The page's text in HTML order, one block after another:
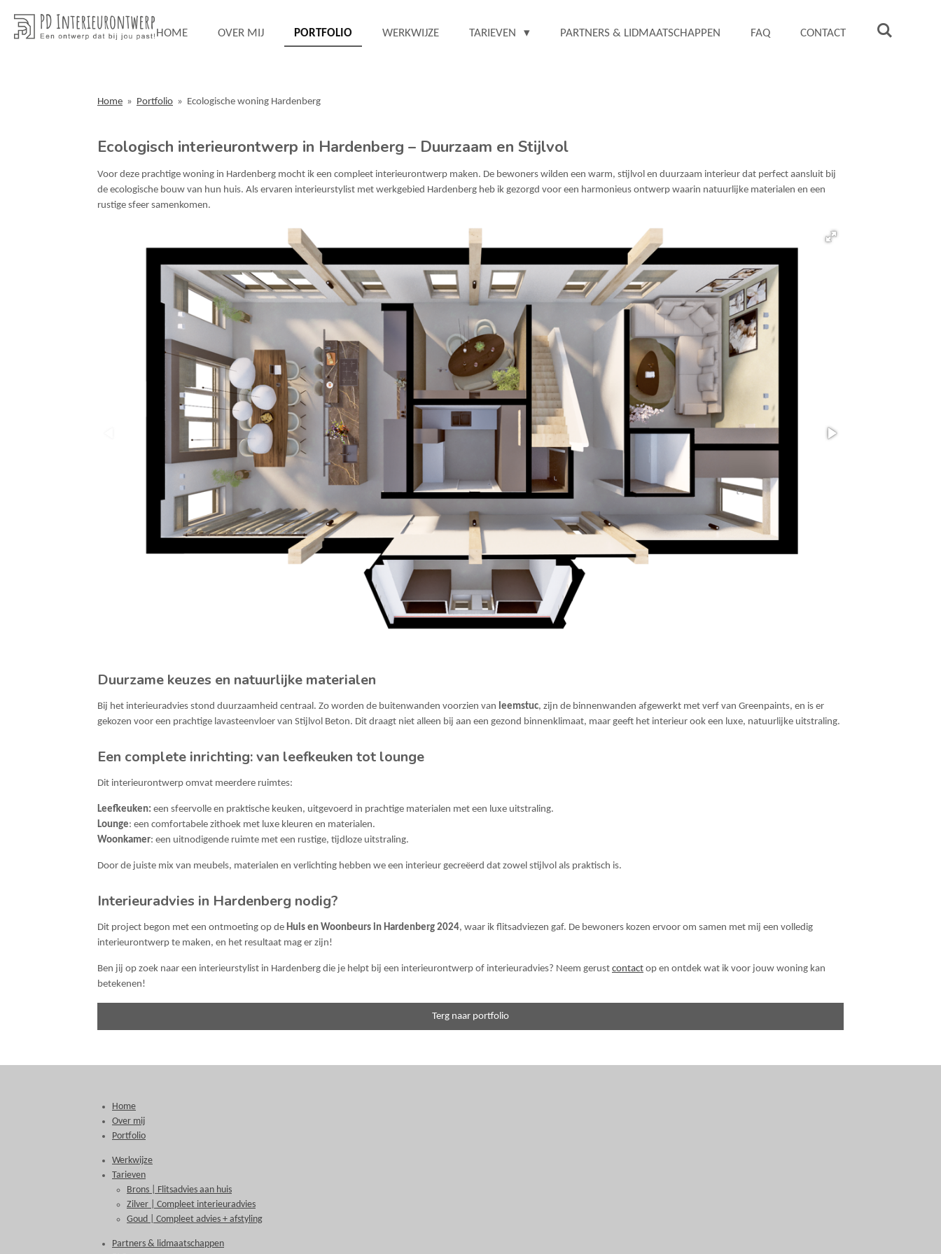
Ga
direct
HOME OVER MIJ PORTFOLIO WERKWIJZE TARIEVEN PARTNERS & LIDMAATSCHAPPEN FAQ CONTACT
Home » Portfolio » Ecologische woning Hardenberg
Ecologisch interieurontwerp in Hardenberg – Duurzaam en Stijlvol
Voor deze prachtige woning in Hardenberg mocht ik een compleet interieurontwerp maken. De bewoners wilden een warm, stijlvol en duurzaam interieur dat perfect aansluit bij
de ecologische bouw van hun huis. Als ervaren interieurstylist met werkgebied Hardenberg heb ik gezorgd voor een harmonieus ontwerp waarin natuurlijke materialen en een
rustige sfeer samenkomen.
Duurzame keuzes en natuurlijke materialen
Bij het interieuradvies stond duurzaamheid centraal. Zo worden de buitenwanden voorzien van leemstuc, zijn de binnenwanden afgewerkt met verf van Greenpaints, en is er
gekozen voor een prachtige lavasteenvloer van Stijlvol Beton. Dit draagt niet alleen bij aan een gezond binnenklimaat, maar geeft het interieur ook een luxe, natuurlijke uitstraling.
Een complete inrichting: van leefkeuken tot lounge
Dit interieurontwerp omvat meerdere ruimtes:
Leefkeuken: een sfeervolle en praktische keuken, uitgevoerd in prachtige materialen met een luxe uitstraling.
Lounge: een comfortabele zithoek met luxe kleuren en materialen.
Woonkamer: een uitnodigende ruimte met een rustige, tijdloze uitstraling.
Door de juiste mix van meubels, materialen en verlichting hebben we een interieur gecreëerd dat zowel stijlvol als praktisch is.
Interieuradvies in Hardenberg nodig?
Dit project begon met een ontmoeting op de Huis en Woonbeurs in Hardenberg 2024, waar ik flitsadviezen gaf. De bewoners kozen ervoor om samen met mij een volledig
interieurontwerp te maken, en het resultaat mag er zijn!
Ben jij op zoek naar een interieurstylist in Hardenberg die je helpt bij een interieurontwerp of interieuradvies? Neem gerust contact op en ontdek wat ik voor jouw woning kan
betekenen!
Terg naar portfolio
Home
Over mij
Portfolio
Werkwijze
Tarieven
Brons | Flitsadvies aan huis
Zilver | Compleet interieuradvies
Goud | Compleet advies + afstyling
Partners & lidmaatschappen